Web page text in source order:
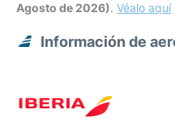
Agosto de 2026). Véalo aquí
Información de